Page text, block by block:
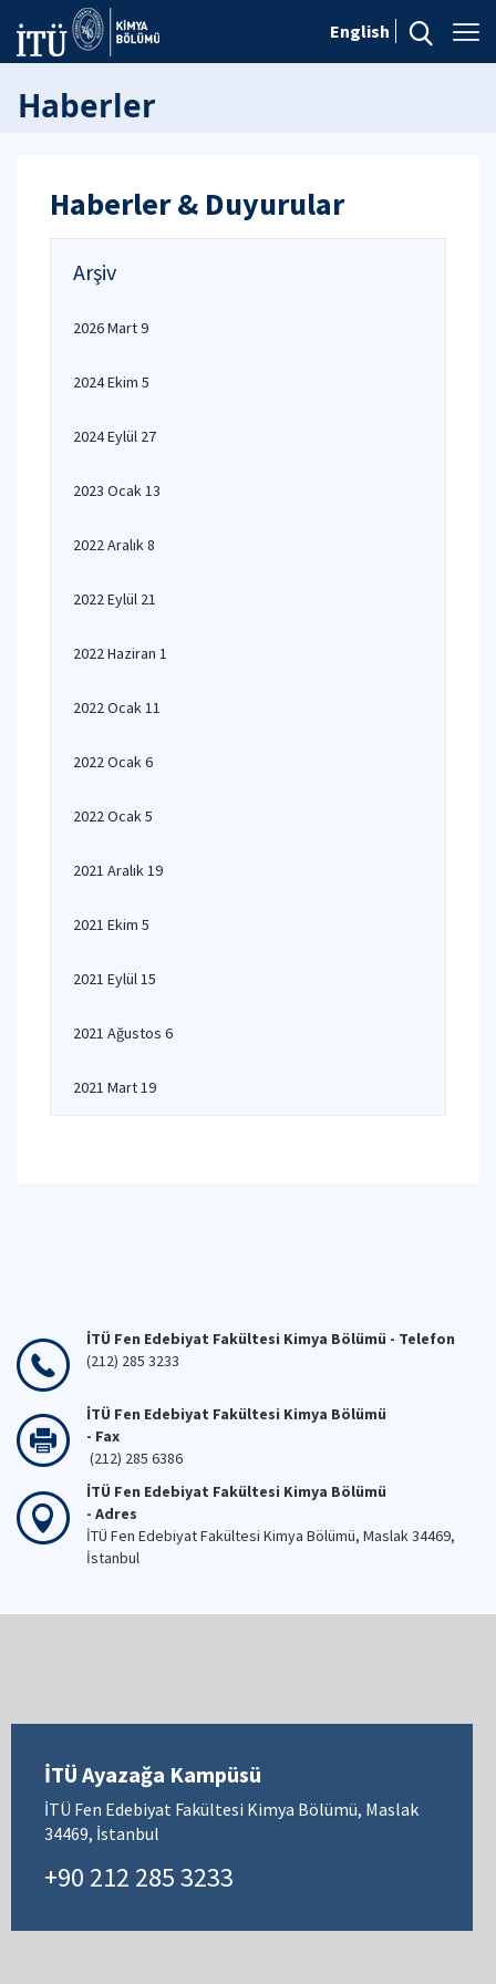
English
Haberler
Haberler & Duyurular
Arşiv
2026 Mart 9
2024 Ekim 5
2024 Eylül 27
2023 Ocak 13
2022 Aralık 8
2022 Eylül 21
2022 Haziran 1
2022 Ocak 11
2022 Ocak 6
2022 Ocak 5
2021 Aralık 19
2021 Ekim 5
2021 Eylül 15
2021 Ağustos 6
2021 Mart 19
İTÜ Fen Edebiyat Fakültesi Kimya Bölümü - Telefon
(212) 285 3233
İTÜ Fen Edebiyat Fakültesi Kimya Bölümü
- Fax
(212) 285 6386
İTÜ Fen Edebiyat Fakültesi Kimya Bölümü
- Adres
İTÜ Fen Edebiyat Fakültesi Kimya Bölümü, Maslak 34469,
İstanbul
İTÜ Ayazağa Kampüsü
İTÜ Fen Edebiyat Fakültesi Kimya Bölümü, Maslak
34469, İstanbul
+90 212 285 3233